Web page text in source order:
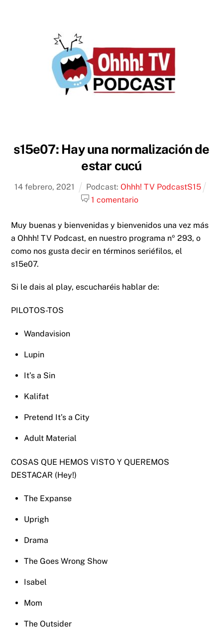
s15e07: Hay una normalización de
estar cucú
14 febrero,2021 Podcast: Ohhh! TV PodcastS15
1 comentario
Muy buenas y bienvenidas y bienvenidos una vez más
a Ohhh! TV Podcast, en nuestro programa nº 293, o
como nos gusta decir en términos seriéfilos, el
s15e07.
Si le dais al play, escucharéis hablar de:
PILOTOS-TOS
Wandavision
Lupin
It’s a Sin
Kalifat
Pretend It’s a City
Adult Material
COSAS QUE HEMOS VISTO Y QUEREMOS
DESTACAR (Hey!)
The Expanse
Uprigh
Drama
The Goes Wrong Show
Isabel
Mom
The Outsider